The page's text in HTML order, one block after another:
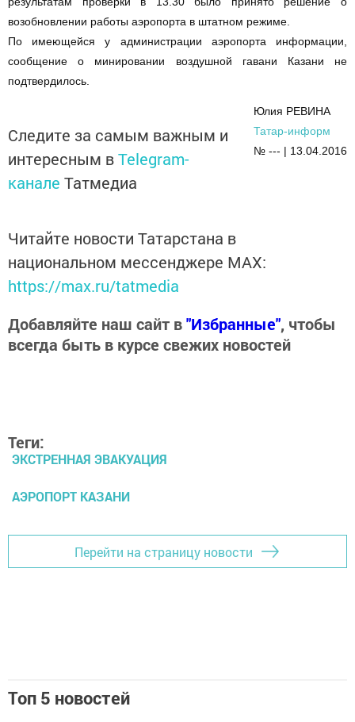
возобновлении работы аэропорта в штатном режиме.
По имеющейся у администрации аэропорта информации,
сообщение о минировании воздушной гавани Казани не
подтвердилось.
Юлия РЕВИНА
Татар-информ
№ --- | 13.04.2016
Следите за самым важным и
интересным вTelegram-
канале Татмедиа
Читайте новости Татарстана в
национальном мессенджере MАХ:
https://max.ru/tatmedia
Добавляйте наш сайт в"Избранные", чтобы
всегда быть в курсе свежих новостей
Теги:
ЭКСТРЕННАЯ ЭВАКУАЦИЯ
АЭРОПОРТ КАЗАНИ
Перейти на страницу новости
Топ 5 новостей